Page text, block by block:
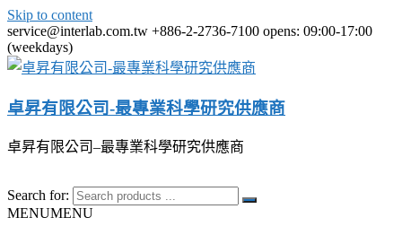
Skip to content
service@interlab.com.tw +886-2-2736-7100 opens: 09:00-17:00
(weekdays)
卓昇有限公司-最專業科學研究供應商
卓昇有限公司–最專業科學研究供應商
Search for:
MENUMENU